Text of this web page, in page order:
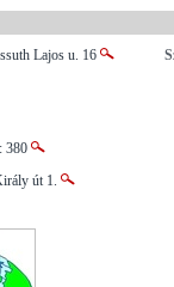
Lajos u. 16
380
út 1.